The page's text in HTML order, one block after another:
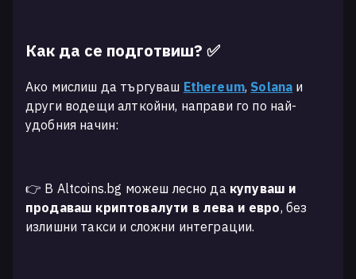
Как да се подготвиш? ✅
Ако мислиш да търгуваш Ethereum, Solana и
други водещи алткойни, направи го по най-
удобния начин:
👉 В Altcoins.bg можеш лесно да купуваш и
продаваш криптовалути в лева и евро, без
излишни такси и сложни интеграции.